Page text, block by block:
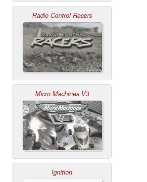
Radio Control Racers
Micro Machines V3
Ignition